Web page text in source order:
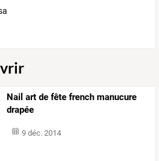
Nail art de fête french manucure
drapée
9 déc. 2014